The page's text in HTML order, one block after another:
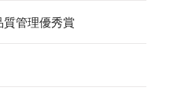
質管理優秀賞